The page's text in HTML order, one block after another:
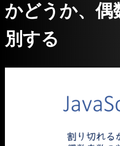
かどうか、偶
別する